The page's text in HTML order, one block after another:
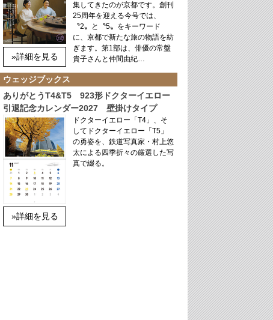
»詳細を見る
集してきたのが京都です。創刊
25周年を迎える今号では、
〝2〟と〝5〟をキーワード
に、京都で新たな旅の物語を紡
ぎます。第1部は、俳優の常盤
貴子さんと仲間由紀…
ウェッジブックス
ありがとうT4&T5 923形ドクターイエロー
引退記念カレンダー2027 壁掛けタイプ
»詳細を見る
ドクターイエロー「T4」、そ
してドクターイエロー「T5」
の勇姿を、鉄道写真家・村上悠
太による四季折々の厳選した写
真で綴る。